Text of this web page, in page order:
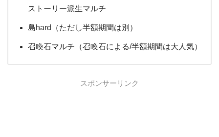
ストーリー派生マルチ
島hard（ただし半額期間は別）
召喚石マルチ（召喚石による/半額期間は大人気）
スポンサーリンク